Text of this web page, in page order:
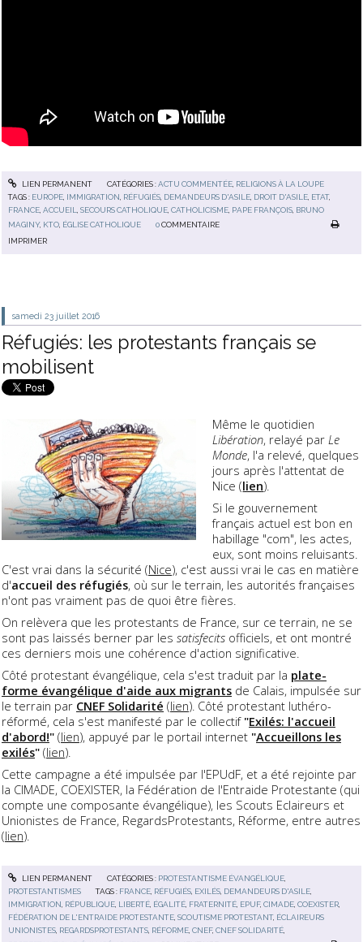
LIEN PERMANENT CATÉGORIES :ACTU COMMENTÉE, RELIGIONS À LA LOUPE
TAGS : EUROPE IMMIGRATION RÉFUGIÉS DEMANDEURS D'ASILE DROIT D'ASILE ETAT,
FRANCE ,ACCUEIL ,SECOURS CATHOLIQUE ,CATHOLICISME PAPE FRANÇOIS BRUNO
MAGINY, KTO, ÉGLISE CATHOLIQUE 0 COMMENTAIRE
IMPRIMER
samedi 23 juillet 2016
Réfugiés: les protestants français se
mobilisent
Même le quotidien
Libération, relayé par Le
Monde, l'a relevé, quelques
jours après l'attentat de
Nice (lien).
Si le gouvernement
français actuel est bon en
habillage "com", les actes,
eux, sont moins reluisants.
C'est vrai dans la sécurité (Nice), c'est aussi vrai le cas en matière
d'accueil des réfugiés, où sur le terrain, les autorités françaises
n'ont pas vraiment pas de quoi être fières.
On relèvera que les protestants de France, sur ce terrain, ne se
sont pas laissés berner par les satisfecits officiels, et ont montré
ces derniers mois une cohérence d'action significative.
Côté protestant évangélique, cela s'est traduit par la plate-
forme évangélique d'aide aux migrants de Calais, impulsée sur
le terrain par CNEF Solidarité (lien). Côté protestant luthéro-
réformé, cela s'est manifesté par le collectif "Exilés: l'accueil
d'abord!" (lien), appuyé par le portail internet "Accueillons les
exilés" (lien).
Cette campagne a été impulsée par l'EPUdF, et a été rejointe par
la CIMADE, COEXISTER, la Fédération de l'Entraide Protestante (qui
compte une composante évangélique), les Scouts Eclaireurs et
Unionistes de France, RegardsProtestants, Réforme, entre autres
(lien).
LIEN PERMANENT CATÉGORIES : PROTESTANTISME ÉVANGÉLIQUE,
PROTESTANTISMES
TAGS : FRANCE RÉFUGIÉS EXILÉS DEMANDEURS D'ASILE
IMMIGRATION RÉPUBLIQUE LIBERTÉ ÉGALITÉ FRATERNITÉ EPUF,CIMADE ,COEXISTER
FÉDÉRATION DE L'ENTRAIDE PROTESTANTE ,SCOUTISME PROTESTANT, ÉCLAIREURS
UNIONISTES REGARDSPROTESTANTS RÉFORME ,CNEF,CNEF SOLIDARITÉ